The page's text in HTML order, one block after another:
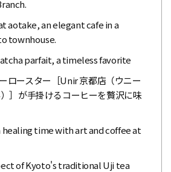
aotake, an elegant cafe in a
townhouse.
parfait, a timeless favorite
ロースター［Unir 京都店（ウニー
］が手掛けるコーヒーを贅沢に味
healing time with art and coffee at
of Kyoto's traditional Uji tea